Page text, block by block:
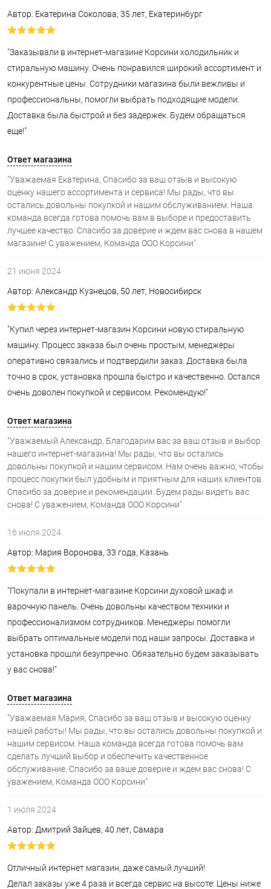
Автор: Екатерина Соколова, 35 лет, Екатеринбург
"Заказывали в интернет-магазине Корсини холодильник и
стиральную машину. Очень понравился широкий ассортимент и
конкурентные цены. Сотрудники магазина были вежливы и
профессиональны, помогли выбрать подходящие модели.
Доставка была быстрой и без задержек. Будем обращаться
еще!"
Ответ магазина
"Уважаемая Екатерина, Спасибо за ваш отзыв и высокую
оценку нашего ассортимента и сервиса! Мы рады, что вы
остались довольны покупкой и нашим обслуживанием. Наша
команда всегда готова помочь вам в выборе и предоставить
лучшее качество. Спасибо за доверие и ждем вас снова в нашем
магазине! С уважением, Команда ООО Корсини"
21 июня 2024
Автор: Александр Кузнецов, 50 лет, Новосибирск
"Купил через интернет-магазин Корсини новую стиральную
машину. Процесс заказа был очень простым, менеджеры
оперативно связались и подтвердили заказ. Доставка была
точно в срок, установка прошла быстро и качественно. Остался
очень доволен покупкой и сервисом. Рекомендую!"
Ответ магазина
"Уважаемый Александр, Благодарим вас за ваш отзыв и выбор
нашего интернет-магазина! Мы рады, что вы остались
довольны покупкой и нашим сервисом. Нам очень важно, чтобы
процесс покупки был удобным и приятным для наших клиентов.
Спасибо за доверие и рекомендации. Будем рады видеть вас
снова! С уважением, Команда ООО Корсини"
16 июля 2024
Автор: Мария Воронова, 33 года, Казань
"Покупали в интернет-магазине Корсини духовой шкаф и
варочную панель. Очень довольны качеством техники и
профессионализмом сотрудников. Менеджеры помогли
выбрать оптимальные модели под наши запросы. Доставка и
установка прошли безупречно. Обязательно будем заказывать
у вас снова!"
Ответ магазина
"Уважаемая Мария, Спасибо за ваш отзыв и высокую оценку
нашей работы! Мы рады, что вы остались довольны покупкой и
нашим сервисом. Наша команда всегда готова помочь вам
сделать лучший выбор и обеспечить качественное
обслуживание. Спасибо за ваше доверие и ждем вас снова! С
уважением, Команда ООО Корсини"
1 июля 2024
Автор: Дмитрий Зайцев, 40 лет, Самара
Отличный интернет магазин, даже самый лучший!
Делал заказы уже 4 раза и всегда сервис на высоте: Цены ниже